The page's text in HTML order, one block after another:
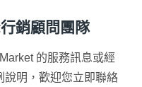
銷顧問團隊
的服務訊息或經
說明，歡迎您立即聯絡